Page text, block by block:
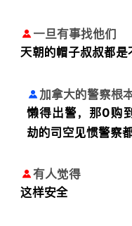
一旦有事找他们
天朝的帽子叔叔都
加拿大的警察根
懒得出警，那0购
劫的司空见惯警察
有人觉得
这样安全